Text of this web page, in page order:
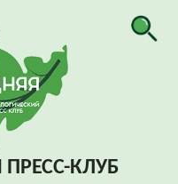
ПРЕСС-КЛУБ